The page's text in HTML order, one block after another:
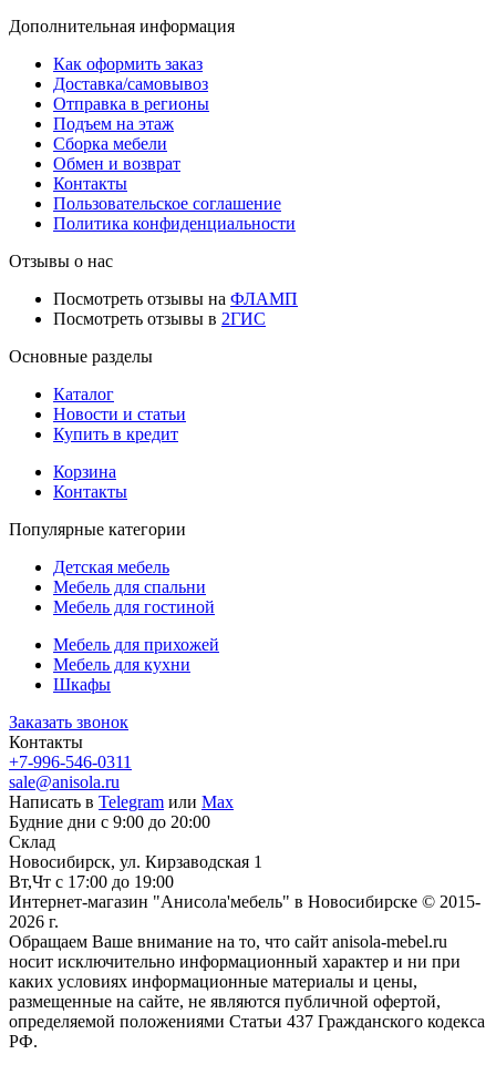
Дополнительная информация
Как оформить заказ
Доставка/самовывоз
Отправка в регионы
Подъем на этаж
Сборка мебели
Обмен и возврат
Контакты
Пользовательское соглашение
Политика конфиденциальности
Отзывы о нас
Посмотреть отзывы на ФЛАМП
Посмотреть отзывы в 2ГИС
Основные разделы
Каталог
Новости и статьи
Купить в кредит
Корзина
Контакты
Популярные категории
Детская мебель
Мебель для спальни
Мебель для гостиной
Мебель для прихожей
Мебель для кухни
Шкафы
Заказать звонок
Контакты
+7-996-546-0311
sale@anisola.ru
Написать в Telegram или Max
Будние дни с 9:00 до 20:00
Склад
Новосибирск, ул. Кирзаводская 1
Вт,Чт с 17:00 до 19:00
Интернет-магазин "Анисола'мебель" в Новосибирске © 2015-
2026 г.
Обращаем Ваше внимание на то, что сайт anisola-mebel.ru
носит исключительно информационный характер и ни при
каких условиях информационные материалы и цены,
размещенные на сайте, не являются публичной офертой,
определяемой положениями Статьи 437 Гражданского кодекса
РФ.